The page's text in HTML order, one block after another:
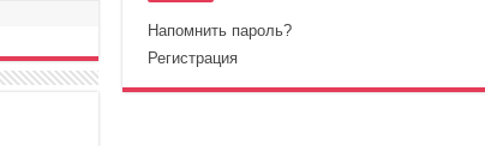
Напомнить пароль?
Регистрация